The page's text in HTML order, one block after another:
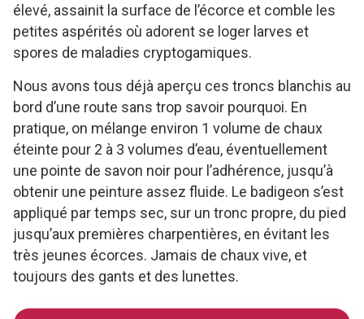
élevé, assainit la surface de l’écorce et comble les
petites aspérités où adorent se loger larves et
spores de maladies cryptogamiques.
Nous avons tous déjà aperçu ces troncs blanchis au
bord d’une route sans trop savoir pourquoi. En
pratique, on mélange environ 1 volume de chaux
éteinte pour 2 à 3 volumes d’eau, éventuellement
une pointe de savon noir pour l’adhérence, jusqu’à
obtenir une peinture assez fluide. Le badigeon s’est
appliqué par temps sec, sur un tronc propre, du pied
jusqu’aux premières charpentières, en évitant les
très jeunes écorces. Jamais de chaux vive, et
toujours des gants et des lunettes.